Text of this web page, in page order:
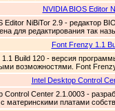
NVIDIA BIOS Editor
Editor NiBiTor 2.9 - редактор
для редактирования так
Font Frenzy 1.1
1.1 Build 120 - версия
возможностями. Font
Intel Desktop Control
Control Center 2.1.0003 -
материнскими платами